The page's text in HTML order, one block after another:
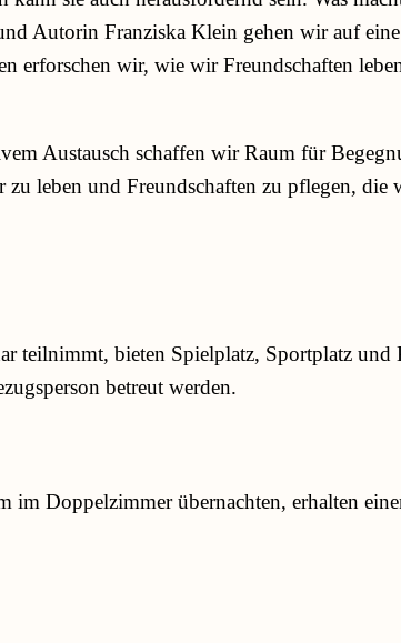
Autorin Franziska Klein gehen wir auf
erforschen wir, wie wir Freundschaften
Austausch schaffen wir Raum für
leben und Freundschaften zu pflegen, die
teilnimmt, bieten Spielplatz, Sportplatz und
betreut werden.
im Doppelzimmer übernachten, erhalten